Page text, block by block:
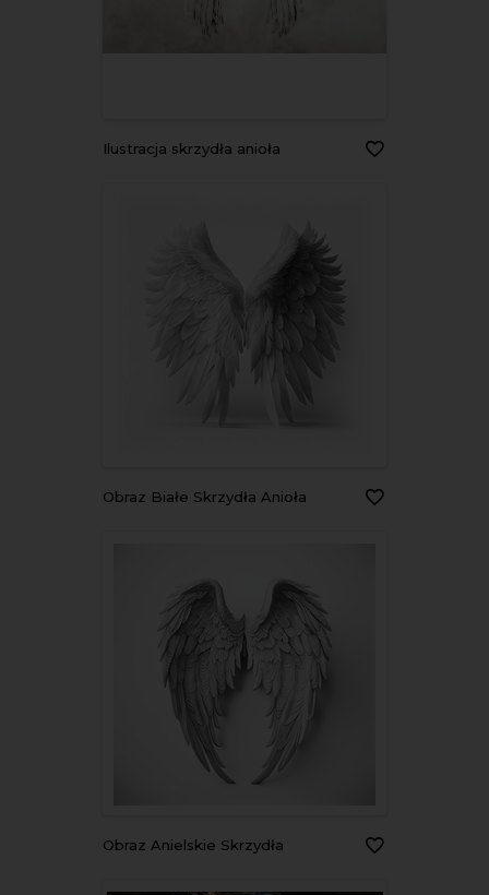
Ilustracja skrzydła anioła
Obraz Białe Skrzydła Anioła
Obraz Anielskie Skrzydła